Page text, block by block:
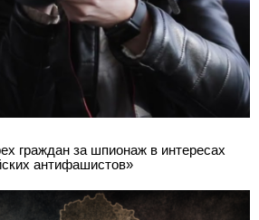
граждан за шпионаж в интересах
антифашистов»